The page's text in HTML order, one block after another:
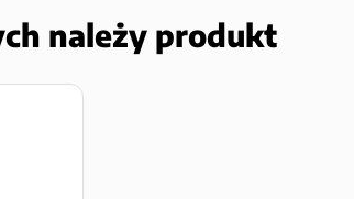
należy produkt